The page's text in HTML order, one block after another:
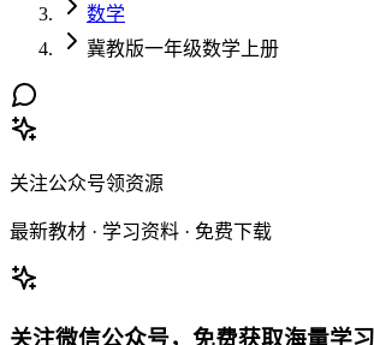
数学
冀教版一年级数学上册
关注公众号领资源
最新教材 · 学习资料 · 免费下载
关注微信公众号，免费获取海量学